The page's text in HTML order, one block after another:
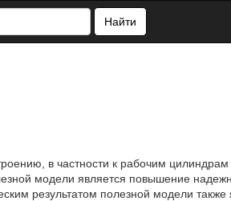
Найти
в частности к рабочим
модели является повышение
результатом полезной модели